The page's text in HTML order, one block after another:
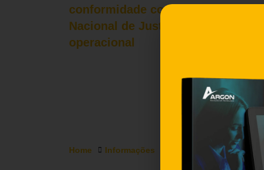
conformidade com as normas de
Nacional de Justiça no seu
operacional
Home Informações Locação de Servidores